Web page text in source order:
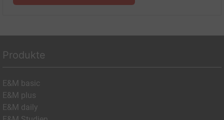
Produkte
E&M basic
E&M plus
E&M daily